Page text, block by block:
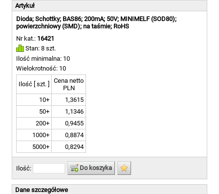
Artykuł
Dioda; Schottky; BAS86; 200mA; 50V; MINIMELF (SOD80);
powierzchniowy (SMD); na taśmie; RoHS
Nr kat.: 16421
Stan: 8 szt.
Ilość minimalna: 10
Wielokrotność: 10
Ilość [ szt. ]
Cena netto
PLN
10+
1,3615
50+
1,1346
200+
0,9455
1000+
0,8874
5000+
0,8294
Ilość: Do koszyka
Dane szczegółowe